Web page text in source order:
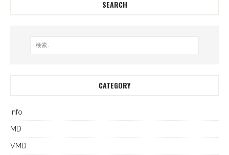
SEARCH
CATEGORY
info
MD
VMD